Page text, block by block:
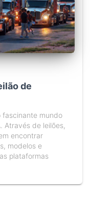
de
fascinante mundo
Através de leilões,
encontrar
modelos e
plataformas